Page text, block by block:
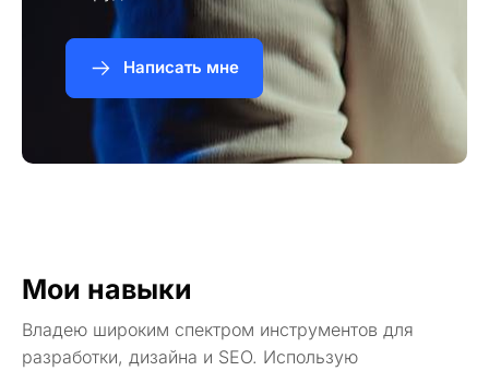
Написать мне
Мои навыки
Владею широким спектром инструментов для
разработки, дизайна и SEO. Использую